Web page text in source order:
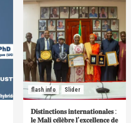
flash info Slider
𝐃𝐢𝐬𝐭𝐢𝐧𝐜𝐭𝐢𝐨𝐧𝐬 𝐢𝐧𝐭𝐞𝐫𝐧𝐚𝐭𝐢𝐨𝐧𝐚𝐥𝐞𝐬 :
𝐥𝐞 𝐌𝐚𝐥𝐢 𝐜𝐞́𝐥𝐞̀𝐛𝐫𝐞 𝐥’𝐞𝐱𝐜𝐞𝐥𝐥𝐞𝐧𝐜𝐞 𝐝𝐞